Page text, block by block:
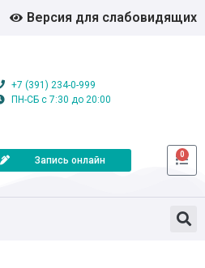
Версия для слабовидящих
+7 (391) 234-0-999
ПН-СБ с 7:30 до 20:00
Запись онлайн
0